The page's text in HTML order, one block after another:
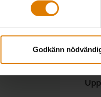
Godkänn